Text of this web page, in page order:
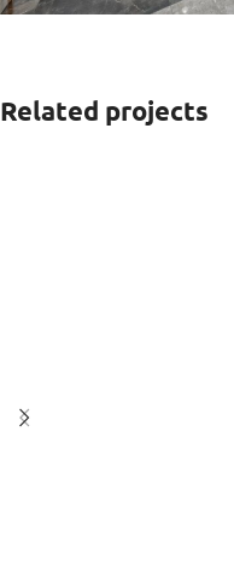
Related projects